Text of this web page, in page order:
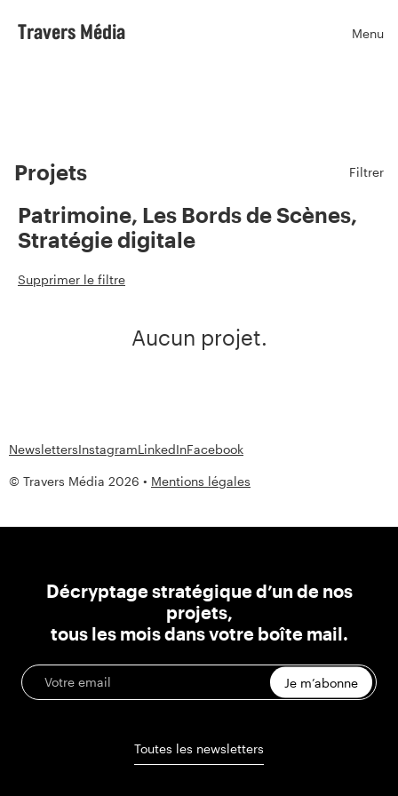
Travers Média Menu
Projets Filtrer
Patrimoine, Les Bords de Scènes,
Stratégie digitale
Supprimer le filtre
Aucun projet.
© Travers Média 2026 • Mentions légales
NewslettersInstagramLinkedInFacebook
Décryptage stratégique d’un de nos
projets,
tous les mois dans votre boîte mail.
Je m’abonne
Toutes les newsletters